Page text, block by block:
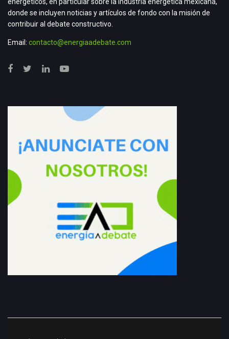
donde se incluyen noticias y artículos de fondo con la misión de
contribuir al debate constructivo.
Email: contacto@energiaadebate.com